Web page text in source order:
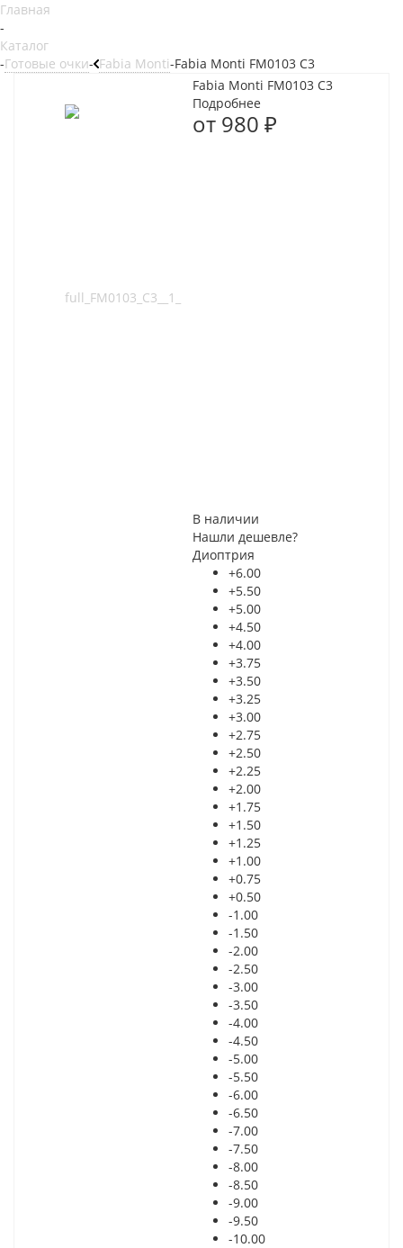
Главная
-
Каталог
-Готовые очки- Fabia Monti-Fabia Monti FM0103 C3
Fabia Monti FM0103 C3
Подробнее
от 980 ₽
В наличии
Нашли дешевле?
Диоптрия
+6.00
+5.50
+5.00
+4.50
+4.00
+3.75
+3.50
+3.25
+3.00
+2.75
+2.50
+2.25
+2.00
+1.75
+1.50
+1.25
+1.00
+0.75
+0.50
-1.00
-1.50
-2.00
-2.50
-3.00
-3.50
-4.00
-4.50
-5.00
-5.50
-6.00
-6.50
-7.00
-7.50
-8.00
-8.50
-9.00
-9.50
-10.00